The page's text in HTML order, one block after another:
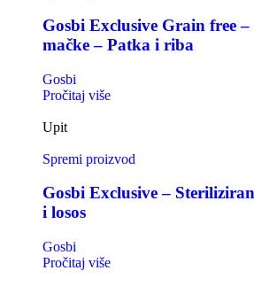
Gosbi Exclusive Grain free
mačke – Patka i riba
Gosbi
Pročitaj više
Upit
Spremi proizvod
Gosbi Exclusive –
i losos
Gosbi
Pročitaj više